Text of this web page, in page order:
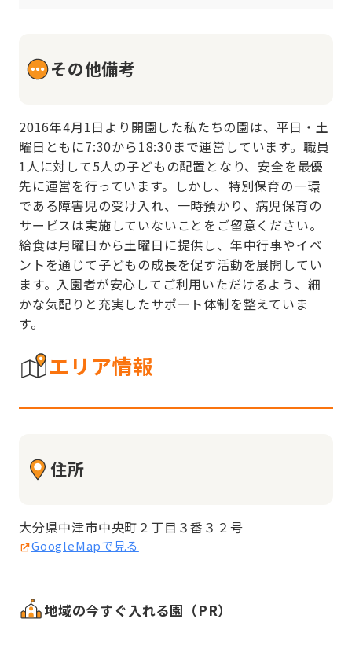
その他備考
2016年4月1日より開園した私たちの園は、平日・土
曜日ともに7:30から18:30まで運営しています。職員
1人に対して5人の子どもの配置となり、安全を最優
先に運営を行っています。しかし、特別保育の一環
である障害児の受け入れ、一時預かり、病児保育の
サービスは実施していないことをご留意ください。
給食は月曜日から土曜日に提供し、年中行事やイベ
ントを通じて子どもの成長を促す活動を展開してい
ます。入園者が安心してご利用いただけるよう、細
かな気配りと充実したサポート体制を整えていま
す。
エリア情報
住所
大分県中津市中央町２丁目３番３２号
GoogleMapで見る
地域の今すぐ入れる園（PR）